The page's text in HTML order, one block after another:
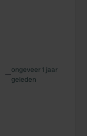
—ongeveer 1 jaar
geleden